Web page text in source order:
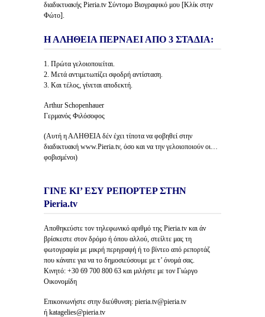
διαδικτυακής Pieria.tv Σύντομο Βιογραφικό μου [Κλίκ στην
Φώτο].
Η ΑΛΗΘΕΙΑ ΠΕΡΝΑΕΙ ΑΠΟ 3 ΣΤΑΔΙΑ:
1. Πρώτα γελοιοποιείται.
2. Μετά αντιμετωπίζει σφοδρή αντίσταση.
3. Και τέλος, γίνεται αποδεκτή.
Arthur Schopenhauer
Γερμανός Φιλόσοφος
(Αυτή η ΑΛΗΘΕΙΑ δέν έχει τίποτα να φοβηθεί στην
διαδικτυακή www.Pieria.tv, όσο και να την γελοιοποιούν οι…
φοβισμένοι)
ΓΙΝΕ ΚΙ’ ΕΣΥ ΡΕΠΟΡΤΕΡ ΣΤΗΝ
Pieria.tv
Αποθηκεύστε τον τηλεφωνικό αριθμό της Pieria.tv και άν
βρίσκεστε στον δρόμο ή όπου αλλού, στείλτε μας τη
φωτογραφία με μικρή περιγραφή ή το βίντεο από ρεπορτάζ
που κάνατε για να το δημοσιεύσουμε με τ’ όνομά σας.
Κινητό: +30 69 700 800 63 και μιλήστε με τον Γιώργο
Οικονομίδη
Επικοινωνήστε στην διεύθυνση: pieria.tv@pieria.tv
ή katagelies@pieria.tv